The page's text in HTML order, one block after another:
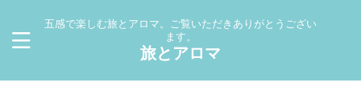
五感で楽しむ旅とアロマ。ご覧いただきありがとうござい
ます。
旅とアロマ